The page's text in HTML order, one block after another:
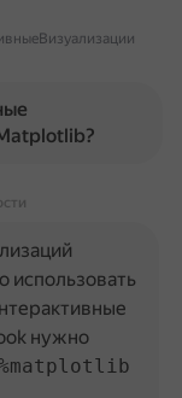
нужно